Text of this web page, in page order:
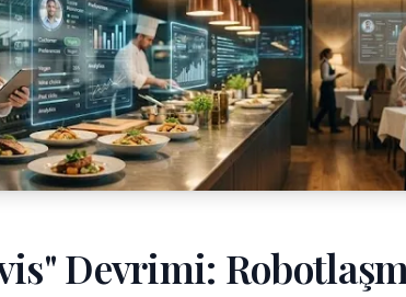
Devrimi: